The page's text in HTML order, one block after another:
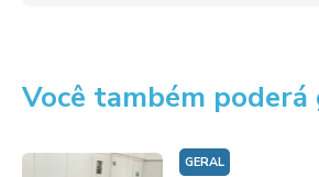
Você também
GERAL